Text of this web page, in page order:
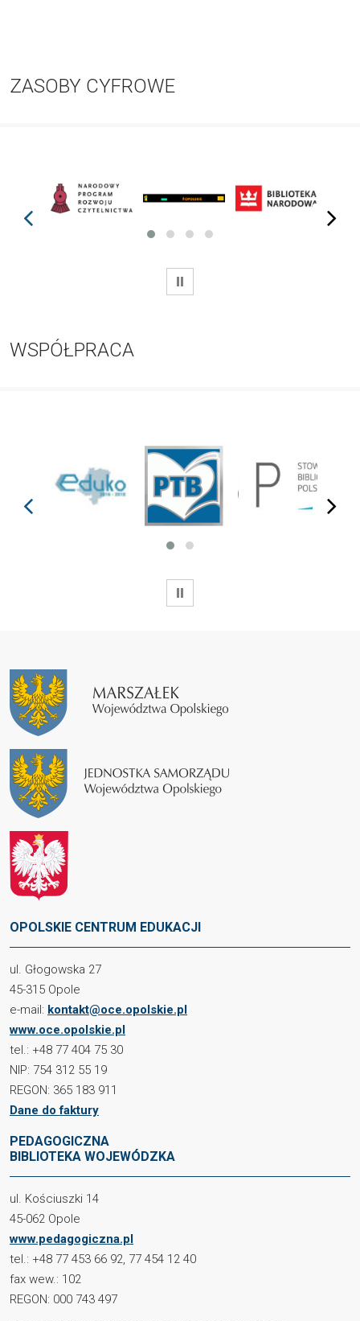
ZASOBY CYFROWE
prev next
WSTRZYMAJ
WSPÓŁPRACA
prev next
WSTRZYMAJ
OPOLSKIE CENTRUM EDUKACJI
ul. Głogowska 27
45-315 Opole
e-mail: kontakt@oce.opolskie.pl
www.oce.opolskie.pl
tel.: +48 77 404 75 30
NIP: 754 312 55 19
REGON: 365 183 911
Dane do faktury
PEDAGOGICZNA
BIBLIOTEKA WOJEWÓDZKA
ul. Kościuszki 14
45-062 Opole
www.pedagogiczna.pl
tel.: +48 77 453 66 92, 77 454 12 40
fax wew.: 102
REGON: 000 743 497